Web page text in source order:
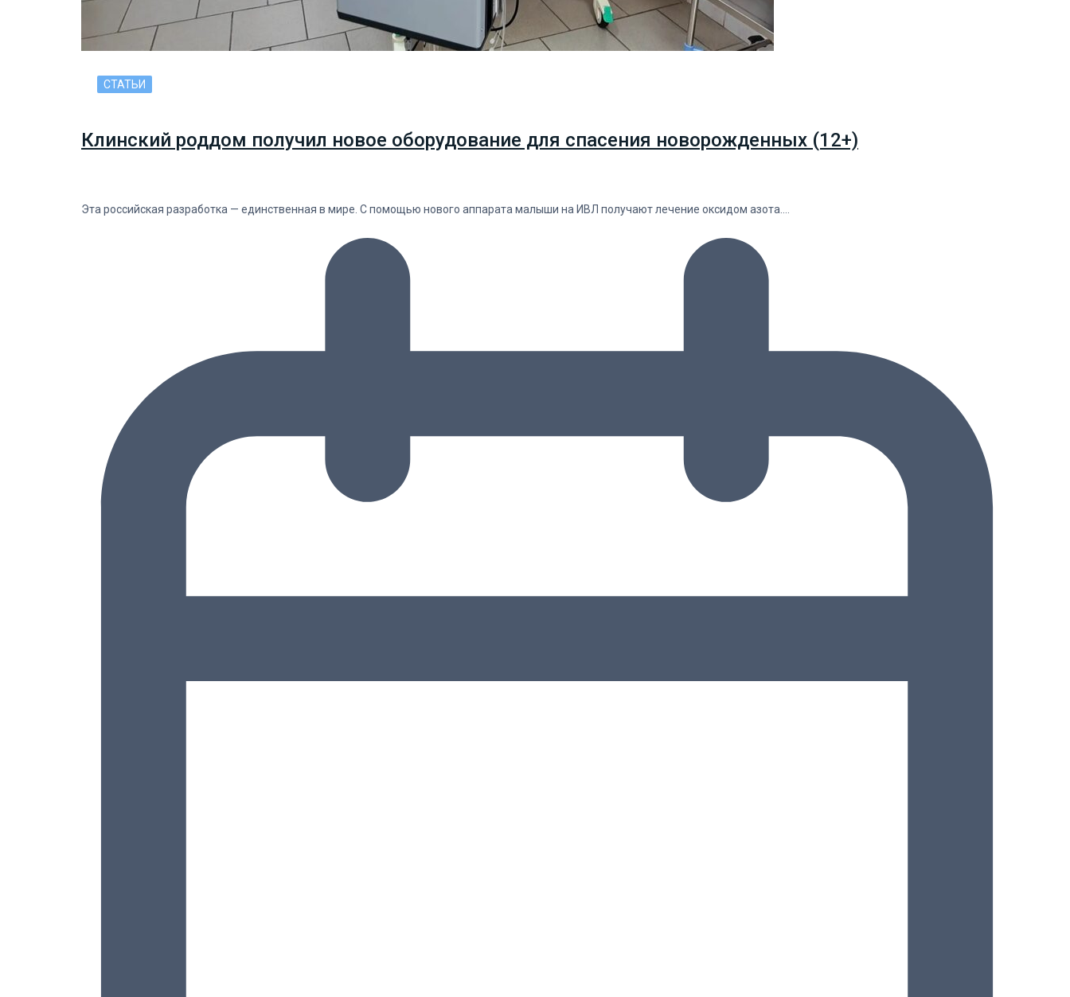
СТАТЬИ
Клинский роддом получил новое оборудование для спасения новорожденных (12+)
Эта российская разработка — единственная в мире. С помощью нового аппарата малыши на ИВЛ получают лечение оксидом азота.…